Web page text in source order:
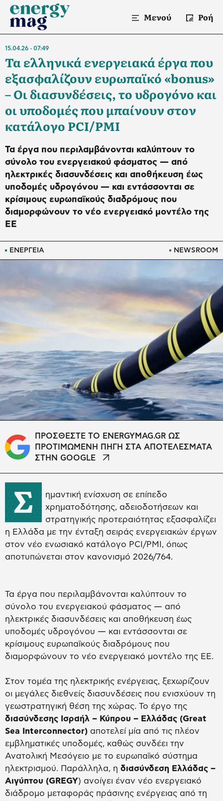
Μενού Ροή
ΕΝΕΡΓΕΙΑ NEWSROOM
15.04.26 07:49
Τα ελληνικά ενεργειακά έργα που
εξασφαλίζουν ευρωπαϊκό «bonus»
– Οι διασυνδέσεις, το υδρογόνο και
οι υποδομές που μπαίνουν στον
κατάλογο PCI/PMI
Τα έργα που περιλαμβάνονται καλύπτουν το
σύνολο του ενεργειακού φάσματος — από
ηλεκτρικές διασυνδέσεις και αποθήκευση έως
υποδομές υδρογόνου — και εντάσσονται σε
κρίσιμους ευρωπαϊκούς διαδρόμους που
διαμορφώνουν το νέο ενεργειακό μοντέλο της
ΕΕ
ΠΡΟΣΘΕΣΤΕ ΤΟ ENERGYMAG.GR ΩΣ
ΠΡΟΤΙΜΩΜΕΝΗ ΠΗΓΗ ΣΤΑ ΑΠΟΤΕΛΕΣΜΑΤΑ
ΣΤΗΝ GOOGLE
Σ
ημαντική ενίσχυση σε επίπεδο
χρηματοδότησης, αδειοδοτήσεων και
στρατηγικής προτεραιότητας εξασφαλίζει
η Ελλάδα με την ένταξη σειράς ενεργειακών έργων
στον νέο ενωσιακό κατάλογο PCI/PMI, όπως
αποτυπώνεται στον κανονισμό 2026/764.
Τα έργα που περιλαμβάνονται καλύπτουν το
σύνολο του ενεργειακού φάσματος — από
ηλεκτρικές διασυνδέσεις και αποθήκευση έως
υποδομές υδρογόνου — και εντάσσονται σε
κρίσιμους ευρωπαϊκούς διαδρόμους που
διαμορφώνουν το νέο ενεργειακό μοντέλο της ΕΕ.
Στον τομέα της ηλεκτρικής ενέργειας, ξεχωρίζουν
οι μεγάλες διεθνείς διασυνδέσεις που ενισχύουν τη
γεωστρατηγική θέση της χώρας. Το έργο της
διασύνδεσης Ισραήλ – Κύπρου – Ελλάδας (Great
Sea Interconnector) αποτελεί μία από τις πλέον
εμβληματικές υποδομές, καθώς συνδέει την
Ανατολική Μεσόγειο με το ευρωπαϊκό σύστημα
ηλεκτρισμού. Παράλληλα, η διασύνδεση Ελλάδας –
Αιγύπτου (GREGY) ανοίγει έναν νέο ενεργειακό
διάδρομο μεταφοράς πράσινης ενέργειας από τη